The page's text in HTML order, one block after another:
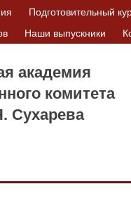
Подготовительный
Наши выпускники
академия
комитета
Сухарева